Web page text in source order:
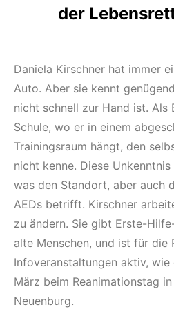
der
Daniela Kirschner hat immer
Auto. Aber sie kennt
nicht schnell zur Hand ist. Als
Schule, wo er in einem
Trainingsraum hängt, den
nicht kenne. Diese
was den Standort, aber auch
AEDs betrifft. Kirschner
zu ändern. Sie gibt Erste-
alte Menschen, und ist für die
Infoveranstaltungen aktiv, wie
März beim Reanimationstag
Neuenburg.